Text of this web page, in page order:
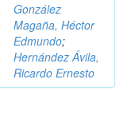
González
Magaña, Héctor
Edmundo;
Hernández Ávila,
Ricardo Ernesto